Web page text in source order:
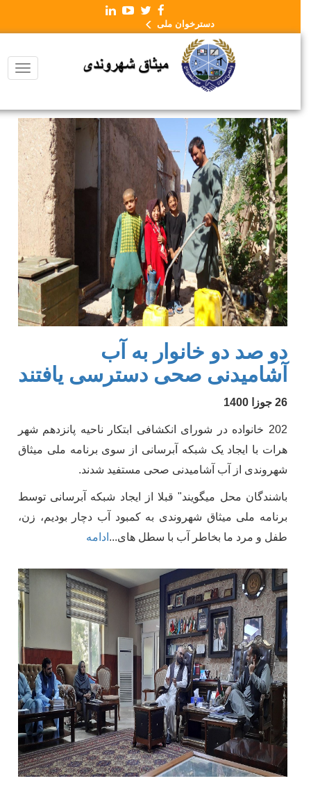
دسترخوان ملی
دو صد دو خانوار به آب
آشامیدنی صحی دسترسی یافتند
26 جوزا 1400
202 خانواده در شورای انکشافی ابتکار ناحیه پانزدهم شهر
هرات با ایجاد یک شبکه آبرسانی از سوی برنامه ملی میثاق
شهروندی از آب آشامیدنی صحی مستفید شدند.
باشندگان محل میگویند" قبلا از ایجاد شبکه آبرسانی توسط
برنامه ملی میثاق شهروندی به کمبود آب دچار بودیم، زن،
طفل و مرد ما بخاطر آب با سطل های...ادامه